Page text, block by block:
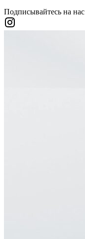
Подписывайтесь на нас